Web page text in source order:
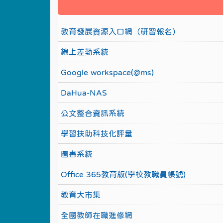
教育發展資源入口網（研習報名）
線上差勤系統
Google workspace(@ms)
DaHua-NAS
公文整合資訊系統
學習扶助科技化評量
圖書系統
Office 365教育版(學校教職員帳號)
教育大市集
全國教師在職進修網